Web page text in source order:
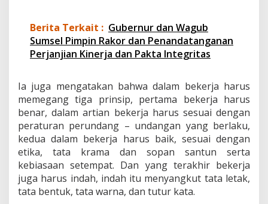
T
n
g
t
k
a
n
K
i
n
e
r
a
Berita Terkait : Gubernur dan Wagub
Sumsel Pimpin Rakor dan Penandatanganan
Perjanjian Kinerja dan Pakta Integritas
Ia juga mengatakan bahwa dalam bekerja harus
memegang tiga prinsip, pertama bekerja harus
benar, dalam artian bekerja harus sesuai dengan
peraturan perundang – undangan yang berlaku,
kedua dalam bekerja harus baik, sesuai dengan
etika, tata krama dan sopan santun serta
kebiasaan setempat. Dan yang terakhir bekerja
juga harus indah, indah itu menyangkut tata letak,
tata bentuk, tata warna, dan tutur kata.